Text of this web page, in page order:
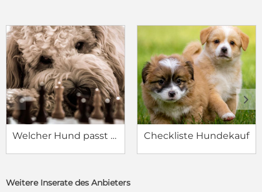
Welcher Hund passt zu mir? Checkliste Hundekauf
c d
Weitere Inserate des Anbieters